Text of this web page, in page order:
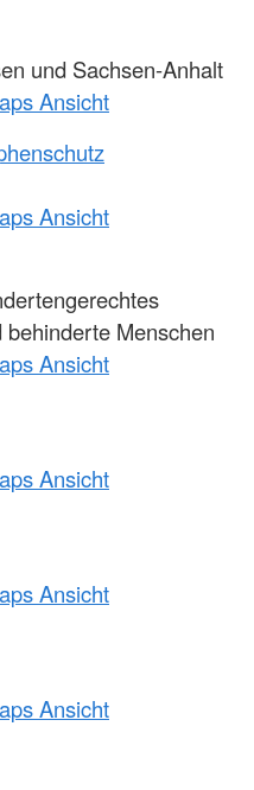
und Sachsen-Anhalt
Ansicht
Ansicht
Menschen
Ansicht
Ansicht
Ansicht
Ansicht